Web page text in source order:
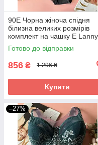
90Е Чорна жіноча спідня
білизна великих розмірів
комплект на чашку Е Lanny
Mode
Готово до відправки
856 ₴ 1 296 ₴
Купити
–27%